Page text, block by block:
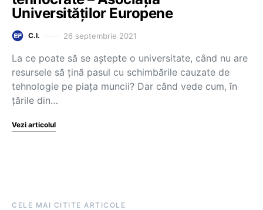
Universităților Europene
C.I. 26 septembrie 2021
La ce poate să se aștepte o universitate, când nu are
resursele să țină pasul cu schimbările cauzate de
tehnologie pe piața muncii? Dar când vede cum, în
țările din…
Vezi articolul
CELE MAI CITITE ARTICOLE